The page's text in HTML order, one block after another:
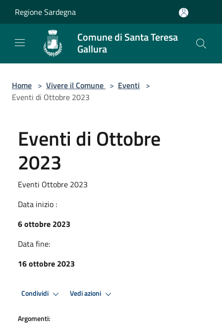
Regione Sardegna
Comune di Santa Teresa
Gallura
Home > Vivere il Comune > Eventi >
Eventi di Ottobre 2023
Eventi di Ottobre
2023
Eventi Ottobre 2023
Data inizio :
6 ottobre 2023
Data fine:
16 ottobre 2023
Condividi Vedi azioni
Argomenti: